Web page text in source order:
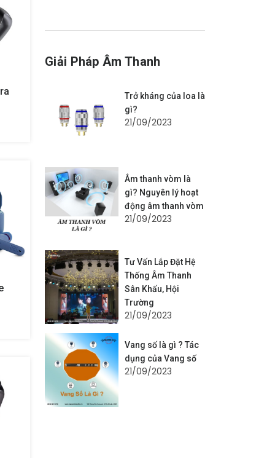
Giải Pháp Âm Thanh
Trở kháng của loa là
gì?
21/09/2023
Âm thanh vòm là
gì? Nguyên lý hoạt
động âm thanh vòm
21/09/2023
Tư Vấn Lắp Đặt Hệ
Thống Âm Thanh
Sân Khấu, Hội
Trường
21/09/2023
Vang số là gì ? Tác
dụng của Vang số
21/09/2023